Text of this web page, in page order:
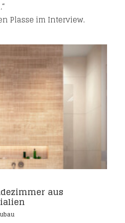
Plasse im Interview.
aus